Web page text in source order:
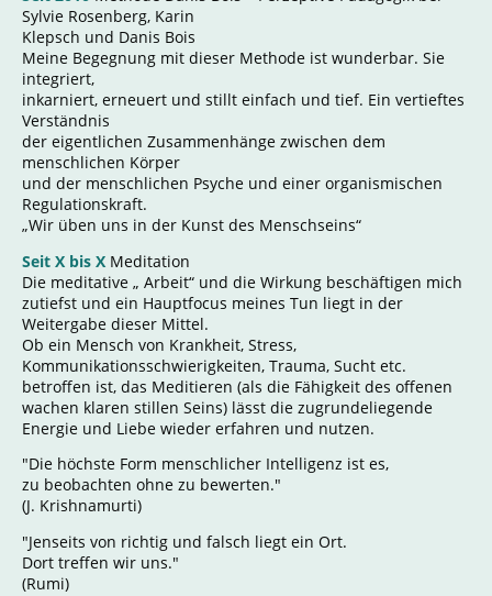
Sylvie Rosenberg, Karin
Klepsch und Danis Bois
Meine Begegnung mit dieser Methode ist wunderbar. Sie
integriert,
inkarniert, erneuert und stillt einfach und tief. Ein vertieftes
Verständnis
der eigentlichen Zusammenhänge zwischen dem
menschlichen Körper
und der menschlichen Psyche und einer organismischen
Regulationskraft.
„Wir üben uns in der Kunst des Menschseins“
Seit X bis X Meditation
Die meditative „ Arbeit“ und die Wirkung beschäftigen mich
zutiefst und ein Hauptfocus meines Tun liegt in der
Weitergabe dieser Mittel.
Ob ein Mensch von Krankheit, Stress,
Kommunikationsschwierigkeiten, Trauma, Sucht etc.
betroffen ist, das Meditieren (als die Fähigkeit des offenen
wachen klaren stillen Seins) lässt die zugrundeliegende
Energie und Liebe wieder erfahren und nutzen.
"Die höchste Form menschlicher Intelligenz ist es,
zu beobachten ohne zu bewerten."
(J. Krishnamurti)
"Jenseits von richtig und falsch liegt ein Ort.
Dort treffen wir uns."
(Rumi)